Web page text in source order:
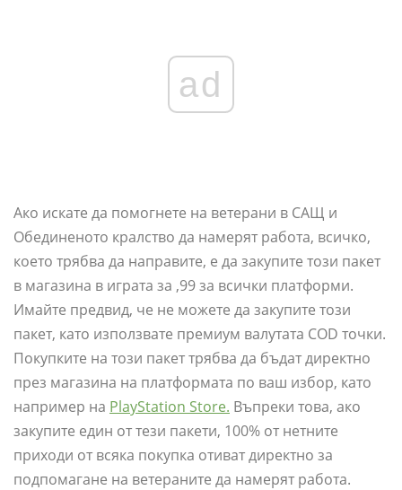
ad
Ако искате да помогнете на ветерани в САЩ и
Обединеното кралство да намерят работа, всичко,
което трябва да направите, е да закупите този пакет
в магазина в играта за ,99 за всички платформи.
Имайте предвид, че не можете да закупите този
пакет, като използвате премиум валутата COD точки.
Покупките на този пакет трябва да бъдат директно
през магазина на платформата по ваш избор, като
например на PlayStation Store. Въпреки това, ако
закупите един от тези пакети, 100% от нетните
приходи от всяка покупка отиват директно за
подпомагане на ветераните да намерят работа.